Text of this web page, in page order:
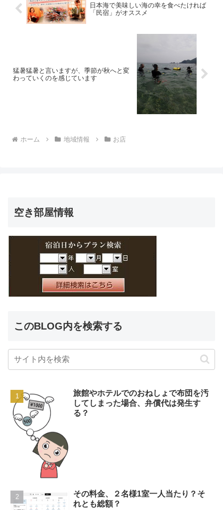
日本海で美味しい海の幸を食べたければ
「民宿」がオススメ
猛暑猛暑と言いますが、季節が秋へと変
わっていくのを感じています
ホーム 地域情報 お店
空き部屋情報
このBLOG内を検索する
旅館やホテルでのおねしょで布団を汚
してしまった場合、弁償代は発生す
る？
その料金、２名様1室一人当たり？そ
れとも総額？